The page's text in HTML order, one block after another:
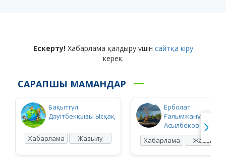
Ескерту!Хабарлама қалдыру үшін сайтқа кіру
керек.
САРАПШЫ МАМАНДАР
Бақытгүл
Дәуітбекқызы Ысқақ
Хабарлама Жазылу
Ерболат
Ғалымжанұлы
Асылбеков
Хабарлама
Жазылу